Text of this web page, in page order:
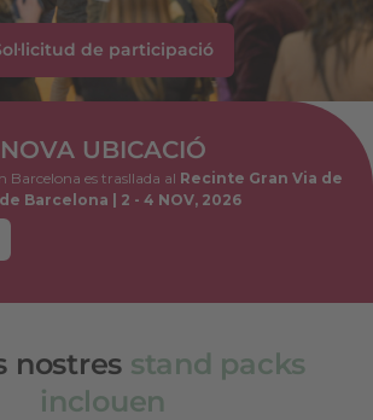
de participació
NOVA UBICACIÓ
es trasllada al Recinte Gran Via de
Barcelona | 2 - 4 NOV, 2026
nostres stand packs
inclouen